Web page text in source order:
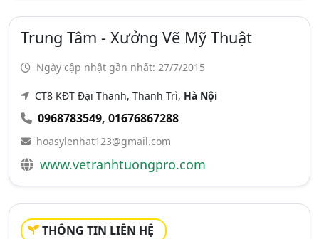
Trung Tâm - Xưởng Vẽ Mỹ Thuật
Ngày cập nhật gần nhất: 27/7/2015
CT8 KĐT Đại Thanh, Thanh Trì, Hà Nội
0968783549, 01676867288
hoasylenhat123@gmail.com
www.vetranhtuongpro.com
THÔNG TIN LIÊN HỆ